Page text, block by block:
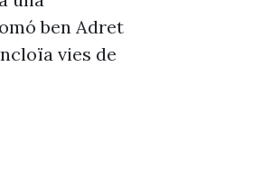
ben Adret
vies de